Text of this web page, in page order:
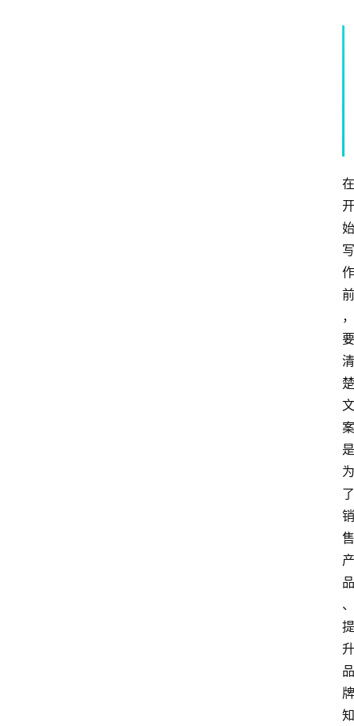
在
开
始
写
作
前
，
要
清
楚
文
案
是
为
了
销
售
产
品
、
提
升
品
牌
知